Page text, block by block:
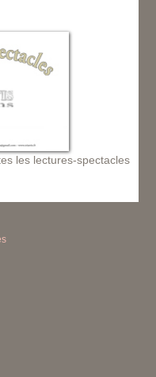
les lectures-spectacles